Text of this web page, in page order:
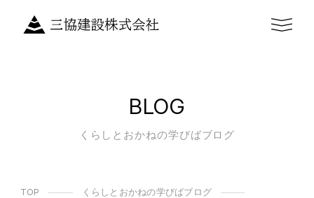
BLOG
くらしとおかねの学びばブログ
TOP
くらしとおかねの学びばブログ